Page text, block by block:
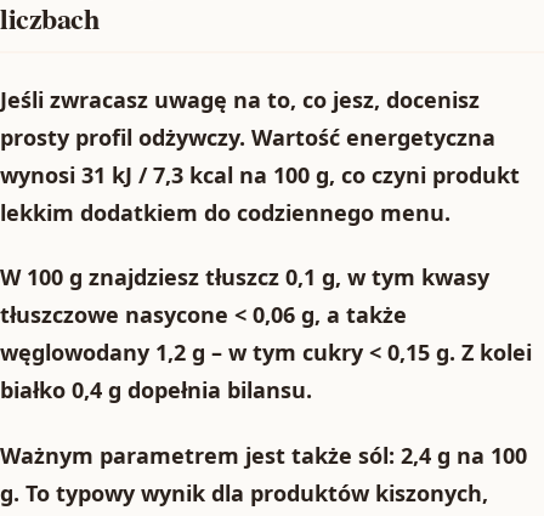
liczbach
Jeśli zwracasz uwagę na to, co jesz, docenisz
prosty profil odżywczy. Wartość energetyczna
wynosi 31 kJ / 7,3 kcal na 100 g, co czyni produkt
lekkim dodatkiem do codziennego menu.
W 100 g znajdziesz tłuszcz 0,1 g, w tym kwasy
tłuszczowe nasycone < 0,06 g, a także
węglowodany 1,2 g – w tym cukry < 0,15 g. Z kolei
białko 0,4 g dopełnia bilansu.
Ważnym parametrem jest także sól: 2,4 g na 100
g. To typowy wynik dla produktów kiszonych,